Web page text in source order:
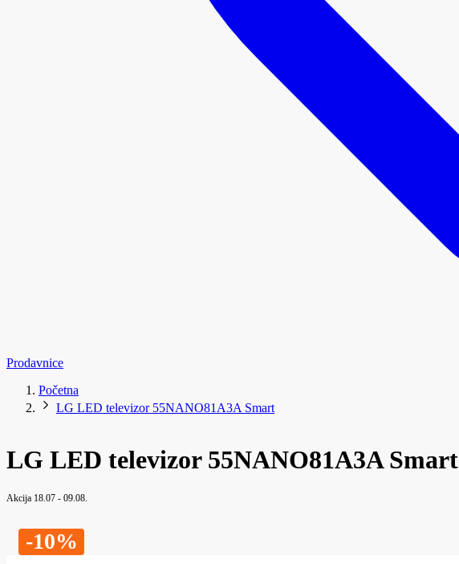
Prodavnice
Početna
LG LED televizor 55NANO81A3A Smart
LG LED televizor 55NANO81A3A Smart
Akcija 18.07 - 09.08.
-10%